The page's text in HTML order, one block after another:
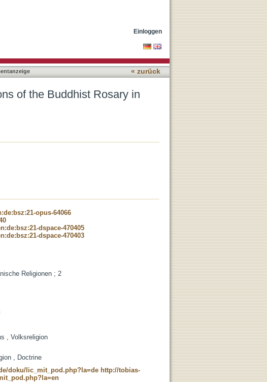
Einloggen
« zurück
of the Buddhist Rosary in
opus-64066
dspace-470405
dspace-470403
Religionen ; 2
, Volksreligion
, Doctrine
doku/lic_mit_pod.php?la=de http://tobias-